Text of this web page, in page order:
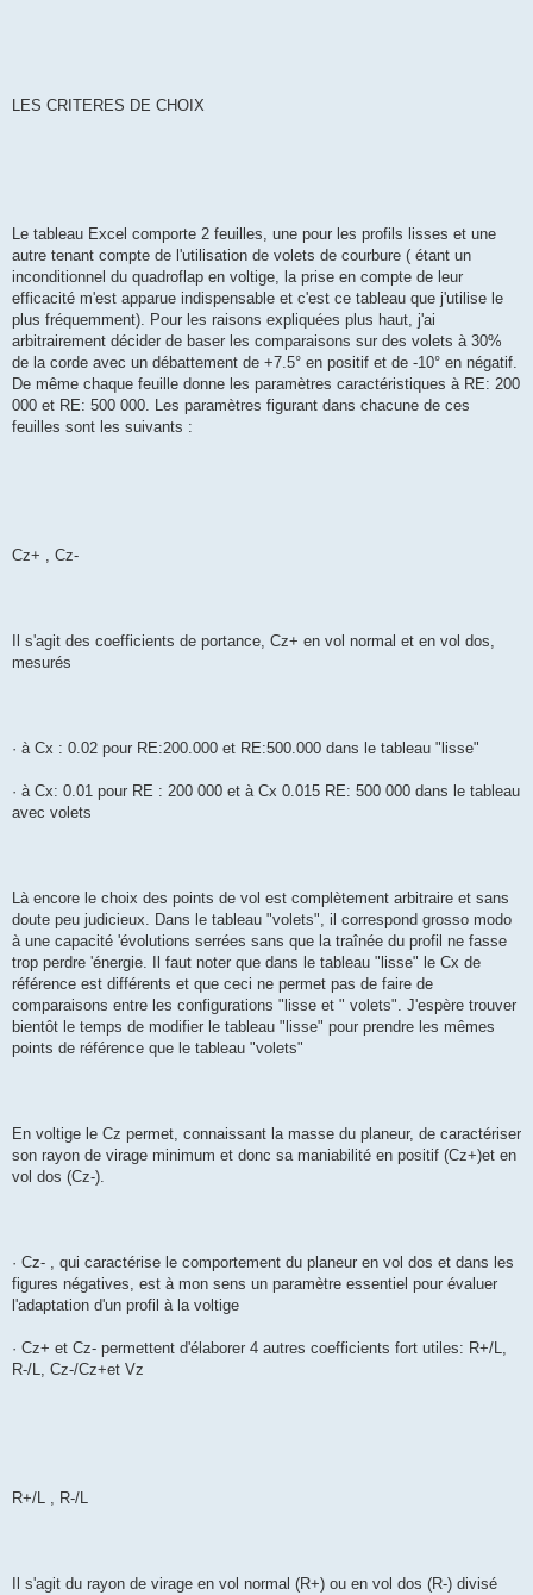
LES CRITERES DE CHOIX
Le tableau Excel comporte 2 feuilles, une pour les profils lisses et une
autre tenant compte de l'utilisation de volets de courbure ( étant un
inconditionnel du quadroflap en voltige, la prise en compte de leur
efficacité m'est apparue indispensable et c'est ce tableau que j'utilise le
plus fréquemment). Pour les raisons expliquées plus haut, j'ai
arbitrairement décider de baser les comparaisons sur des volets à 30%
de la corde avec un débattement de +7.5° en positif et de -10° en négatif.
De même chaque feuille donne les paramètres caractéristiques à RE: 200
000 et RE: 500 000. Les paramètres figurant dans chacune de ces
feuilles sont les suivants :
Cz+ , Cz-
Il s'agit des coefficients de portance, Cz+ en vol normal et en vol dos,
mesurés
· à Cx : 0.02 pour RE:200.000 et RE:500.000 dans le tableau "lisse"
· à Cx: 0.01 pour RE : 200 000 et à Cx 0.015 RE: 500 000 dans le tableau
avec volets
Là encore le choix des points de vol est complètement arbitraire et sans
doute peu judicieux. Dans le tableau "volets", il correspond grosso modo
à une capacité 'évolutions serrées sans que la traînée du profil ne fasse
trop perdre 'énergie. Il faut noter que dans le tableau "lisse" le Cx de
référence est différents et que ceci ne permet pas de faire de
comparaisons entre les configurations "lisse et " volets". J'espère trouver
bientôt le temps de modifier le tableau "lisse" pour prendre les mêmes
points de référence que le tableau "volets"
En voltige le Cz permet, connaissant la masse du planeur, de caractériser
son rayon de virage minimum et donc sa maniabilité en positif (Cz+)et en
vol dos (Cz-).
· Cz- , qui caractérise le comportement du planeur en vol dos et dans les
figures négatives, est à mon sens un paramètre essentiel pour évaluer
l'adaptation d'un profil à la voltige
· Cz+ et Cz- permettent d'élaborer 4 autres coefficients fort utiles: R+/L,
R-/L, Cz-/Cz+et Vz
R+/L , R-/L
Il s'agit du rayon de virage en vol normal (R+) ou en vol dos (R-) divisé